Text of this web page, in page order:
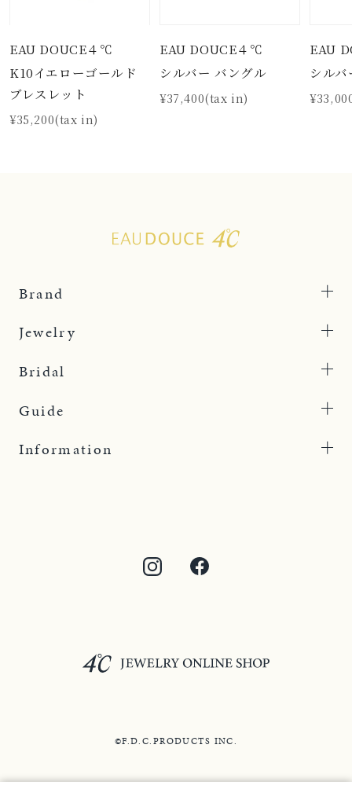
EAU DOUCE４℃
K10イエローゴールド
ブレスレット
¥35,200(tax in)
EAU DOUCE４℃
シルバー バングル
¥37,400(tax in)
EAU
シル
Brand
Jewelry
Bridal
Guide
Information
©F.D.C.PRODUCTS INC.